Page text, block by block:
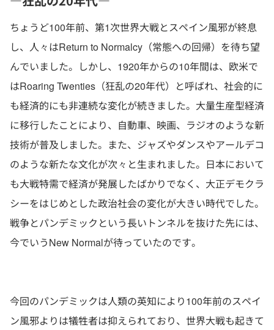
ちょうど100年前、第1次世界大戦とスペイン風邪が終息
し、人々はReturn to Normalcy（常態への回帰）を待ち望
んでいました。しかし、1920年からの10年間は、欧米で
はRoaring Twenties（狂乱の20年代）と呼ばれ、社会的に
も経済的にも非連続な変化が続きました。大量生産型経済
に移行したことにより、自動車、映画、ラジオのような新
技術が普及しました。また、ジャズやダンスやアールデコ
のような新たな文化が次々と生まれました。日本において
も大戦特需で経済が発展したばかりでなく、大正デモクラ
シーをはじめとした政治社会の変化が大きい時代でした。
戦争とパンデミックという長いトンネルを抜けた先には、
今でいうNew Normalが待っていたのです。
今回のパンデミックは人類の英知により100年前のスペイ
ン風邪よりは犠牲者は抑えられており、世界大戦も起きて